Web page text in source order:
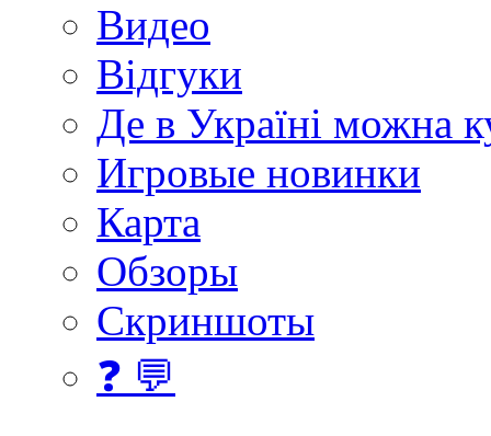
Видео
Відгуки
Де в Україні можна
Игровые новинки
Карта
Обзоры
Скриншоты
❓ 💬